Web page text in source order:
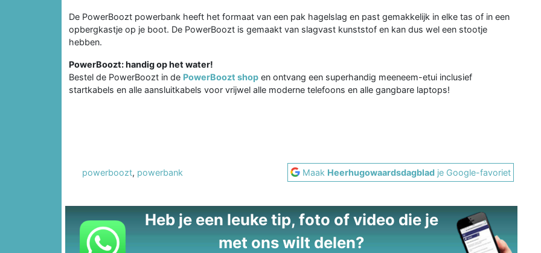
De PowerBoozt powerbank heeft het formaat van een pak hagelslag en past gemakkelijk in elke tas of in een
opbergkastje op je boot. De PowerBoozt is gemaakt van slagvast kunststof en kan dus wel een stootje
hebben.
PowerBoozt: handig op het water!
Bestel de PowerBoozt in de PowerBoozt shop en ontvang een superhandig meeneem-etui inclusief
startkabels en alle aansluitkabels voor vrijwel alle moderne telefoons en alle gangbare laptops!
powerboozt, powerbank Maak Heerhugowaardsdagblad je Google-favoriet
Heb je een leuke tip, foto of video die je
met ons wilt delen?